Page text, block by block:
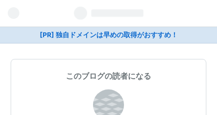
[PR] 独自ドメインは早めの取得がおすすめ！
このブログの読者になる